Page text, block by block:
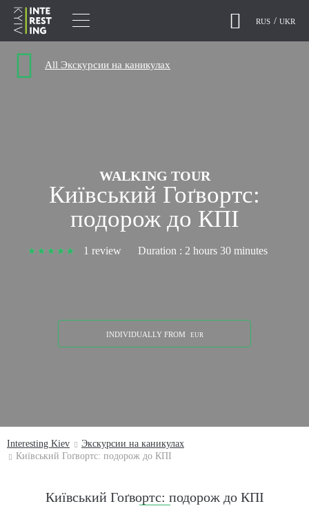
RUS UKR
All Экскурсии на каникулах
WALKING TOUR
Київський Гоґвортс:
подорож до КПІ
1 review Duration : 2 hours 30 minutes
INDIVIDUALLY FROM EUR
Interesting Kiev
Экскурсии на каникулах
Київський Гоґвортс: подорож до КПІ
Київський Гоґвортс: подорож до КПІ